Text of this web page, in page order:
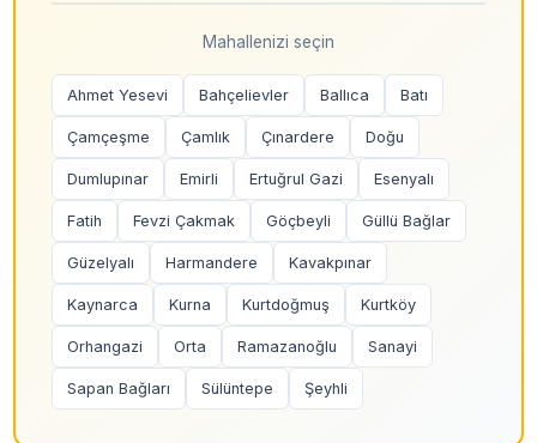
Mahallenizi seçin
Ahmet Yesevi Bahçelievler Ballıca Batı
Çamçeşme Çamlık Çınardere Doğu
Dumlupınar Emirli Ertuğrul Gazi Esenyalı
Fatih Fevzi Çakmak Göçbeyli Güllü Bağlar
Güzelyalı Harmandere Kavakpınar
Kaynarca Kurna Kurtdoğmuş Kurtköy
Orhangazi Orta Ramazanoğlu Sanayi
Sapan Bağları Sülüntepe Şeyhli